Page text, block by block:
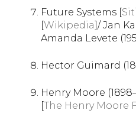
Future Systems [
[Wikipedia]/ Jan
Amanda Levete
Hector Guimard
Henry Moore
[The Henry Moore